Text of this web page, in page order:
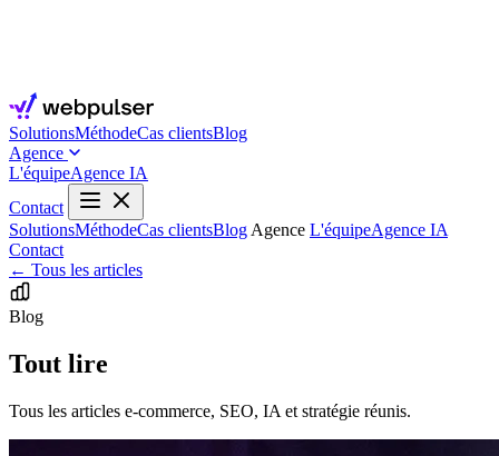
SolutionsMéthodeCas clientsBlog
Agence
L'équipeAgence IA
Contact
SolutionsMéthodeCas clientsBlog Agence L'équipeAgence IA
Contact
← Tous les articles
Blog
Tout lire
Tous les articles e-commerce, SEO, IA et stratégie réunis.